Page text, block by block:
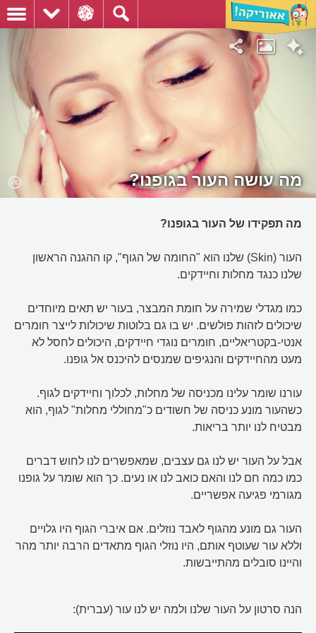
מה עושה העור בגופנו?
מה תפקידו של העור בגופנו?
העור (Skin) שלנו הוא "החומה של הגוף", קו ההגנה הראשון
שלנו כנגד מחלות וחיידקים.
כמו מגדלי שמירה על חומת המבצר, בעור יש תאים מיוחדים
שיכולים לזהות פולשים. יש בו גם בלוטות שיכולות לייצר חומרים
אנטי-בקטריאליים, חומרים נוגדי חיידקים, היכולים לחסל לא
מעט מהחיידקים והנגיפים שמנסים להיכנס אל גופנו.
עורנו שומר עלינו מכניסה של מחלות, לכלוך וחיידקים לגוף.
כשהעור מונע כניסה של חשודים כ"מחוללי מחלות" לגוף, הוא
מבטיח לנו יותר בריאות.
אבל על העור יש לנו גם עצבים, שמאפשרים לנו לחוש דברים
כמו כמה חם לנו והאם כואב לנו או נעים. כך הוא שומר על גופנו
מגורמי פגיעה אפשריים.
העור גם מונע מהגוף לאבד נוזלים. אם איברי הגוף היו גלויים
וללא עור שעוטף אותם, היו נוזלי הגוף מתאדים הרבה יותר מהר
והיינו סובלים מהתייבשות.
הנה סרטון על העור שלנו ולמה יש לנו עור (עברית):